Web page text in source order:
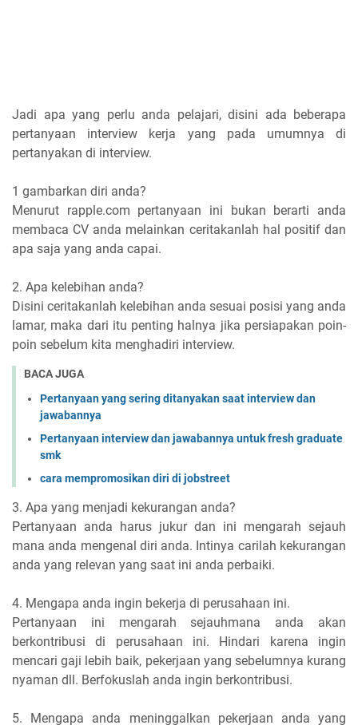
Jadi apa yang perlu anda pelajari, disini ada beberapa
pertanyaan interview kerja yang pada umumnya di
pertanyakan di interview.
1 gambarkan diri anda?
Menurut rapple.com pertanyaan ini bukan berarti anda
membaca CV anda melainkan ceritakanlah hal positif dan
apa saja yang anda capai.
2. Apa kelebihan anda?
Disini ceritakanlah kelebihan anda sesuai posisi yang anda
lamar, maka dari itu penting halnya jika persiapakan poin-
poin sebelum kita menghadiri interview.
BACA JUGA
Pertanyaan yang sering ditanyakan saat interview dan
jawabannya
Pertanyaan interview dan jawabannya untuk fresh graduate
smk
cara mempromosikan diri di jobstreet
3. Apa yang menjadi kekurangan anda?
Pertanyaan anda harus jukur dan ini mengarah sejauh
mana anda mengenal diri anda. Intinya carilah kekurangan
anda yang relevan yang saat ini anda perbaiki.
4. Mengapa anda ingin bekerja di perusahaan ini.
Pertanyaan ini mengarah sejauhmana anda akan
berkontribusi di perusahaan ini. Hindari karena ingin
mencari gaji lebih baik, pekerjaan yang sebelumnya kurang
nyaman dll. Berfokuslah anda ingin berkontribusi.
5. Mengapa anda meninggalkan pekerjaan anda yang